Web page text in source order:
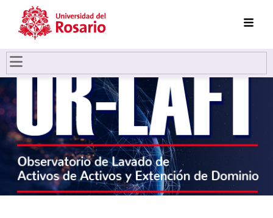
Pasar al contenido principal